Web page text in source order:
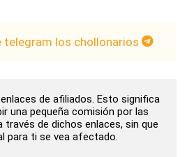
telegram los chollonarios
de afiliados. Esto significa
una pequeña comisión por las
través de dichos enlaces, sin que
para ti se vea afectado.